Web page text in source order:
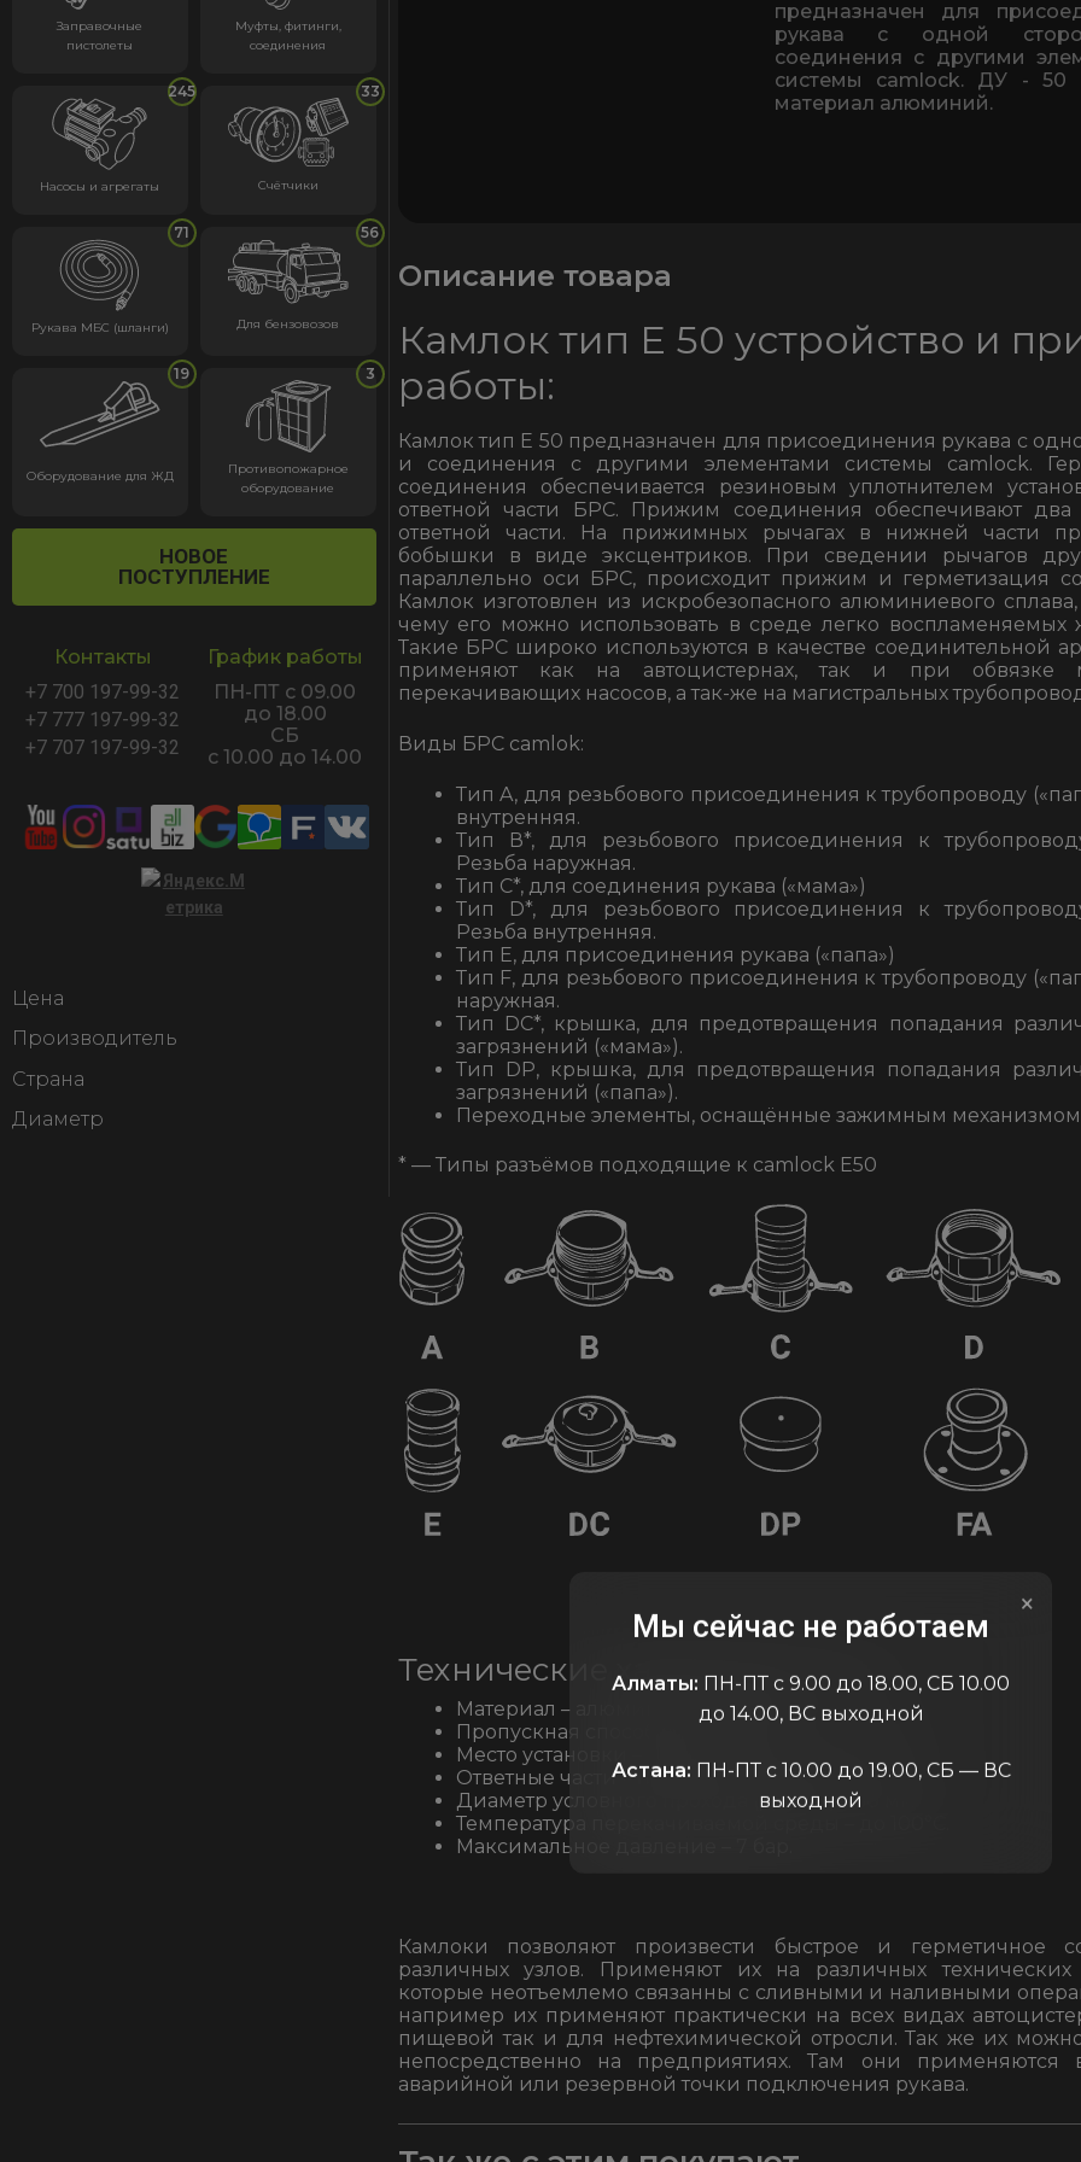
предназначен для
рукава с одной
соединения с другими
системы camlock. ДУ - 50
материал алюминий.
Описание товара
Камлок тип E 50 устройство и
работы:
Камлок тип E 50 предназначен для присоединения рукава с
и соединения с другими элементами системы camlock.
соединения обеспечивается резиновым уплотнителем
ответной части БРС. Прижим соединения обеспечивают два
ответной части. На прижимных рычагах в нижней части
бобышки в виде эксцентриков. При сведении рычагов
параллельно оси БРС, происходит прижим и герметизация
Камлок изготовлен из искробезопасного алюминиевого
чему его можно использовать в среде легко воспламеняемых
Такие БРС широко используются в качестве соединительной
применяют как на автоцистернах, так и при обвязке
перекачивающих насосов, а так-же на магистральных
Виды БРС camlok:
Тип A, для резьбового присоединения к трубопроводу
внутренняя.
Тип В*, для резьбового присоединения к
Резьба наружная.
Тип С*, для соединения рукава («мама»)
Тип D*, для резьбового присоединения к
Резьба внутренняя.
Тип Е, для присоединения рукава («папа»)
Тип F, для резьбового присоединения к трубопроводу
наружная.
Тип DC*, крышка, для предотвращения попадания
загрязнений («мама»).
Тип DP, крышка, для предотвращения попадания
загрязнений («папа»).
Переходные элементы, оснащённые зажимным
* — Типы разъёмов подходящие к camlock Е50
Технические характеристики:
Материал – алюминиевый сплав.
Пропускная способность – не менее 200 л/мин.
Место установки – на рукав.
Ответные части – тип В, тип С, тип D, тип DC.
Диаметр условного прохода (ДУ, DN) – 50 мм.
Температура перекачиваемой среды – до 100°C.
Максимальное давление – 7 бар.
Камлоки позволяют произвести быстрое и герметичное
различных узлов. Применяют их на различных технических
которые неотъемлемо связанны с сливными и наливными
например их применяют практически на всех видах
пищевой так и для нефтехимической отросли. Так же их можно
непосредственно на предприятиях. Там они применяются
аварийной или резервной точки подключения рукава.
Заправочные
пистолеты
Муфты, фитинги,
соединения
Насосы и агрегаты
245
Счётчики
33
Рукава МБС (шланги)
71
Для бензовозов
56
Оборудование для ЖД
19
Противопожарное
оборудование
3
НОВОЕ
ПОСТУПЛЕНИЕ
Контакты
+7 700 197-99-32
+7 777 197-99-32
+7 707 197-99-32
График работы
ПН-ПТ с 09.00
до 18.00
СБ
с 10.00 до 14.00
Цена
Производитель
Страна
Диаметр
×
Мы сейчас не работаем
Алматы: ПН-ПТ с 9.00 до 18.00, СБ 10.00
до 14.00, ВС выходной
Астана: ПН-ПТ с 10.00 до 19.00, СБ — ВС
выходной